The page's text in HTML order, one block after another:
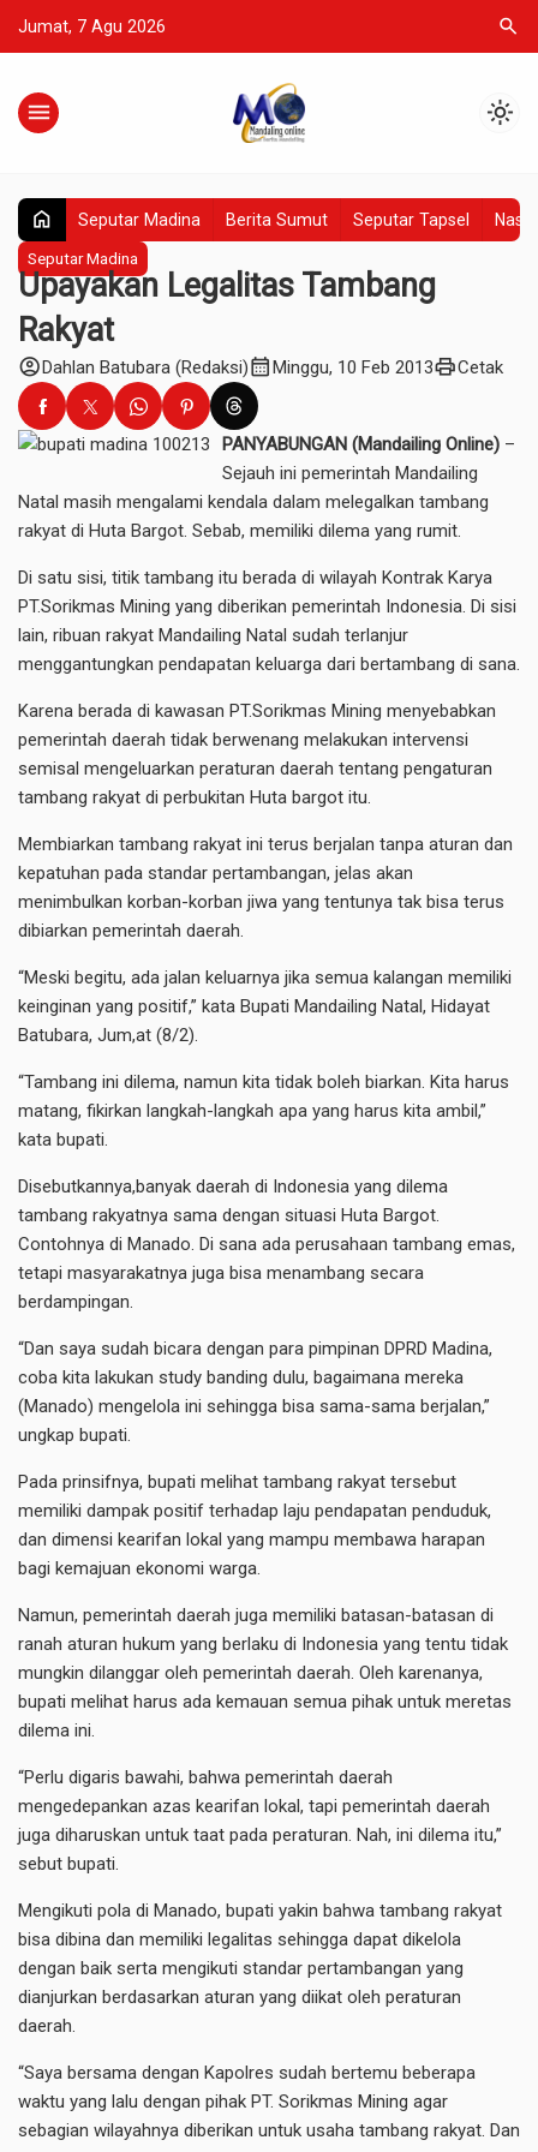
Jumat, 7 Agu 2026 search
menu light_mode
home Seputar Madina Berita Sumut Seputar Tapsel
Seputar Madina
Upayakan Legalitas Tambang
Rakyat
account_circleDahlan Batubara (Redaksi)calendar_monthMinggu, 10 Feb 2013printCetak
PANYABUNGAN (Mandailing Online) –
Sejauh ini pemerintah Mandailing
Natal masih mengalami kendala dalam melegalkan tambang
rakyat di Huta Bargot. Sebab, memiliki dilema yang rumit.
Di satu sisi, titik tambang itu berada di wilayah Kontrak Karya
PT.Sorikmas Mining yang diberikan pemerintah Indonesia. Di sisi
lain, ribuan rakyat Mandailing Natal sudah terlanjur
menggantungkan pendapatan keluarga dari bertambang di sana.
Karena berada di kawasan PT.Sorikmas Mining menyebabkan
pemerintah daerah tidak berwenang melakukan intervensi
semisal mengeluarkan peraturan daerah tentang pengaturan
tambang rakyat di perbukitan Huta bargot itu.
Membiarkan tambang rakyat ini terus berjalan tanpa aturan dan
kepatuhan pada standar pertambangan, jelas akan
menimbulkan korban-korban jiwa yang tentunya tak bisa terus
dibiarkan pemerintah daerah.
“Meski begitu, ada jalan keluarnya jika semua kalangan memiliki
keinginan yang positif,” kata Bupati Mandailing Natal, Hidayat
Batubara, Jum,at (8/2).
“Tambang ini dilema, namun kita tidak boleh biarkan. Kita harus
matang, fikirkan langkah-langkah apa yang harus kita ambil,”
kata bupati.
Disebutkannya,banyak daerah di Indonesia yang dilema
tambang rakyatnya sama dengan situasi Huta Bargot.
Contohnya di Manado. Di sana ada perusahaan tambang emas,
tetapi masyarakatnya juga bisa menambang secara
berdampingan.
“Dan saya sudah bicara dengan para pimpinan DPRD Madina,
coba kita lakukan study banding dulu, bagaimana mereka
(Manado) mengelola ini sehingga bisa sama-sama berjalan,”
ungkap bupati.
Pada prinsifnya, bupati melihat tambang rakyat tersebut
memiliki dampak positif terhadap laju pendapatan penduduk,
dan dimensi kearifan lokal yang mampu membawa harapan
bagi kemajuan ekonomi warga.
Namun, pemerintah daerah juga memiliki batasan-batasan di
ranah aturan hukum yang berlaku di Indonesia yang tentu tidak
mungkin dilanggar oleh pemerintah daerah. Oleh karenanya,
bupati melihat harus ada kemauan semua pihak untuk meretas
dilema ini.
“Perlu digaris bawahi, bahwa pemerintah daerah
mengedepankan azas kearifan lokal, tapi pemerintah daerah
juga diharuskan untuk taat pada peraturan. Nah, ini dilema itu,”
sebut bupati.
Mengikuti pola di Manado, bupati yakin bahwa tambang rakyat
bisa dibina dan memiliki legalitas sehingga dapat dikelola
dengan baik serta mengikuti standar pertambangan yang
dianjurkan berdasarkan aturan yang diikat oleh peraturan
daerah.
“Saya bersama dengan Kapolres sudah bertemu beberapa
waktu yang lalu dengan pihak PT. Sorikmas Mining agar
sebagian wilayahnya diberikan untuk usaha tambang rakyat. Dan